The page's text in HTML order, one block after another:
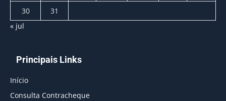
30
31
« jul
Principais Links
Início
Consulta Contracheque